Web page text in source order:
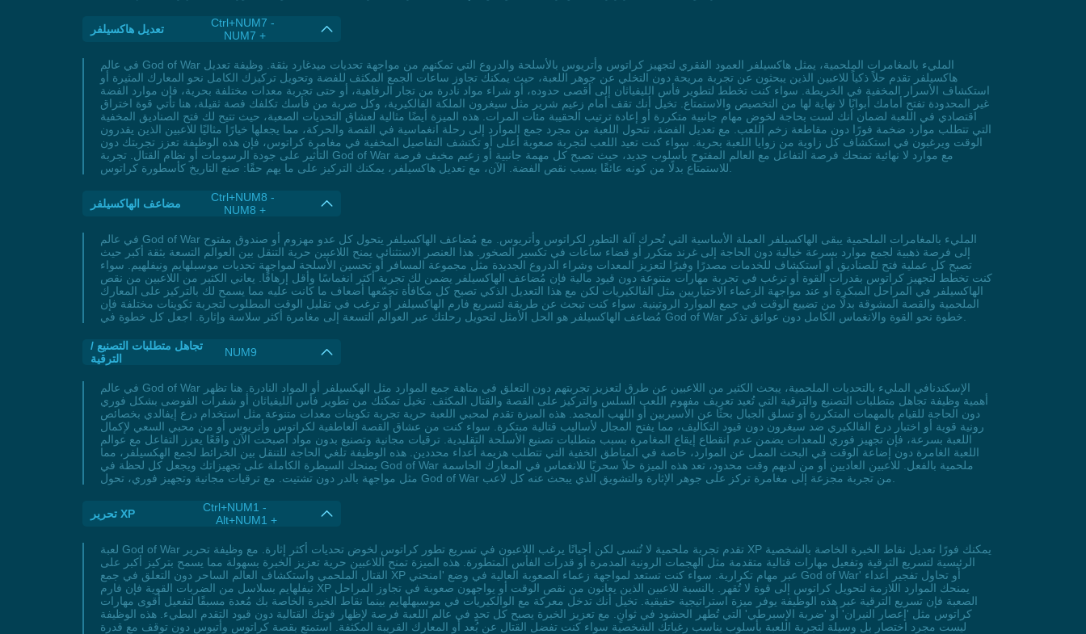
تعديل هاكسيلفر
Ctrl+NUM7 -
NUM7 +
في عالم God of War المليء بالمغامرات الملحمية، يمثل هاكسيلفر العمود الفقري لتجهيز كراتوس وأتريوس بالأسلحة والدروع التي تمكنهم من مواجهة تحديات ميدغارد بثقة. وظيفة تعديل
هاكسيلفر تقدم حلاً ذكياً للاعبين الذين يبحثون عن تجربة مريحة دون التخلي عن جوهر اللعبة، حيث يمكنك تجاوز ساعات الجمع المكثف للفضة وتحويل تركيزك الكامل نحو المعارك المثيرة أو
استكشاف الأسرار المخفية في الخريطة. سواء كنت تخطط لتطوير فأس الليفياثان إلى أقصى حدوده، أو شراء مواد نادرة من تجار الرفاهية، أو حتى تجربة معدات مختلفة بحرية، فإن موارد الفضة
غير المحدودة تفتح أمامك أبوابًا لا نهاية لها من التخصيص والاستمتاع. تخيل أنك تقف أمام زعيم شرير مثل سيغرون الملكة الفالكيرية، وكل ضربة من فأسك تكلفك فصة ثقيلة، هنا تأتي قوة اختراق
اقتصادي في اللعبة لضمان أنك لست بحاجة لخوض مهام جانبية متكررة أو إعادة ترتيب الحقيبة مئات المرات. هذه الميزة أيضًا مثالية لعشاق التحديات الصعبة، حيث تتيح لك فتح الصناديق المخفية
التي تتطلب موارد ضخمة فورًا دون مقاطعة زخم اللعب. مع تعديل الفضة، تتحول اللعبة من مجرد جمع الموارد إلى رحلة انغماسية في القصة والحركة، مما يجعلها خيارًا مثاليًا للاعبين الذين يقدرون
الوقت ويرغبون في استكشاف كل زاوية من زوايا اللعبة بحرية. سواء كنت تعيد اللعب لتجربة صعوبة أعلى أو تكتشف التفاصيل المخفية في مغامرة كراتوس، فإن هذه الوظيفة تعزز تجربتك دون
التأثير على جودة الرسومات أو نظام القتال. تجربة God of War مع موارد لا نهائية تمنحك فرصة التفاعل مع العالم المفتوح بأسلوب جديد، حيث تصبح كل مهمة جانبية أو زعيم مخيف فرصة
مضاعف الهاكسيلفر
Ctrl+NUM8 -
NUM8 +
في عالم God of War المليء بالمغامرات الملحمية يبقى الهاكسيلفر العملة الأساسية التي تُحرك آلة التطور لكراتوس وأتريوس. مع مُضاعف الهاكسيلفر يتحول كل عدو مهزوم أو صندوق مفتوح
إلى فرصة ذهبية لجمع موارد بسرعة خيالية دون الحاجة إلى غرند متكرر أو قضاء ساعات في تكسير الصخور. هذا العنصر الاستثنائي يمنح اللاعبين حرية التنقل بين العوالم التسعة بثقة أكبر حيث
تصبح كل عملية فتح للصناديق أو استكشاف للخدمات مصدرًا وفيرًا لتعزيز المعدات وشراء الدروع الجديدة مثل مجموعة المسافر أو تحسين الأسلحة لمواجهة تحديات موسبلهايم ونيفلهيم. سواء
كنت تخطط لتجهيز كراتوس بقدرات القوة أو ترغب في تجربة مهارات متنوعة دون قيود مالية فإن مُضاعف الهاكسيلفر يضمن لك تجربة أكثر انغماسًا وأقل إرهاقًا. يعاني الكثير من اللاعبين من نقص
الهاكسيلفر في المراحل المبكرة أو عند مواجهة الزعماء الاختياريين مثل الفالكيريات لكن مع هذا التعديل الذكي تصبح كل مكافأة تجمّعها أضعاف ما كانت عليه مما يسمح لك بالتركيز على المعارك
الملحمية والقصة المشوقة بدلًا من تضييع الوقت في جمع الموارد الروتينية. سواء كنت تبحث عن طريقة لتسريع فارم الهاكسيلفر أو ترغب في تقليل الوقت المطلوب لتجربة تكوينات مختلفة فإن
تجاهل متطلبات التصنيع /
الترقية
NUM9
في عالم God of War الإسكندنافي المليء بالتحديات الملحمية، يبحث الكثير من اللاعبين عن طرق لتعزيز تجربتهم دون التعلق في متاهة جمع الموارد مثل الهكسيلفر أو المواد النادرة. هنا تظهر
أهمية وظيفة تجاهل متطلبات التصنيع والترقية التي تُعيد تعريف مفهوم اللعب السلس والتركيز على القصة والقتال المكثف. تخيل تمكنك من تطوير فأس الليفياثان أو شفرات الفوضى بشكل فوري
دون الحاجة للقيام بالمهمات المتكررة أو تسلق الجبال بحثًا عن الأسيربين أو اللهب المجمد. هذه الميزة تقدم لمحبي اللعبة حرية تجربة تكوينات معدات متنوعة مثل استخدام درع إيفالدي بخصائص
رونية قوية أو اختبار درع الفالكيري ضد سيغرون دون قيود التكاليف، مما يفتح المجال لأساليب قتالية مبتكرة. سواء كنت من عشاق القصة العاطفية لكراتوس وأتريوس أو من محبي السعي لإكمال
اللعبة بسرعة، فإن تجهيز فوري للمعدات يضمن عدم انقطاع إيقاع المغامرة بسبب متطلبات تصنيع الأسلحة التقليدية. ترقيات مجانية وتصنيع بدون مواد أصبحت الآن واقعًا يعزز التفاعل مع عوالم
اللعبة الغامرة دون إضاعة الوقت في البحث الممل عن الموارد، خاصة في المناطق الخفية التي تتطلب هزيمة أعداء محددين. هذه الوظيفة تلغي الحاجة للتنقل بين الخرائط لجمع الهكسيلفر، مما
يمنحك السيطرة الكاملة على تجهيزاتك ويجعل كل لحظة في God of War ملحمية بالفعل. للاعبين العاديين أو من لديهم وقت محدود، تعد هذه الميزة حلاً سحريًا للانغماس في المعارك الحاسمة
تحرير XP
Ctrl+NUM1 -
Alt+NUM1 +
لعبة God of War تقدم تجربة ملحمية لا تُنسى لكن أحيانًا يرغب اللاعبون في تسريع تطور كراتوس لخوض تحديات أكثر إثارة. مع وظيفة تحرير XP يمكنك فورًا تعديل نقاط الخبرة الخاصة بالشخصية
الرئيسية لتسريع الترقية وتفعيل مهارات قتالية متقدمة مثل الهجمات الرونية المدمرة أو قدرات الفأس المتطورة. هذه الميزة تمنح اللاعبين حرية تعزيز الخبرة بسهولة مما يسمح بتركيز أكبر على
القتال الملحمي واستكشاف العالم الساحر دون التعلق في جمع XP عبر مهام تكرارية. سواء كنت تستعد لمواجهة زعماء الصعوبة العالية في وضع 'امنحني God of War' أو تحاول تفجير أعداء
نيفلهايم بسلاسل من الضربات القوية فإن فارم XP يمنحك الموارد اللازمة لتحويل كراتوس إلى قوة لا تُقهر. بالنسبة للاعبين الذين يعانون من نقص الوقت أو يواجهون صعوبة في تجاوز المراحل
الصعبة فإن تسريع الترقية عبر هذه الوظيفة يوفر ميزة استراتيجية حقيقية. تخيل أنك تدخل معركة مع الوالكيريات في موسبهلهايم بينما نقاط الخبرة الخاصة بك مُعدة مسبقًا لتفعيل أقوى مهارات
كراتوس مثل 'إعصار النيران' أو 'ضربة الإسبرطي' التي تُطهر الحشود في ثوانٍ. مع تعزيز الخبرة يصبح كل تحدٍ في عالم اللعبة فرصة لإظهار قوتك القتالية دون قيود التقدم البطيء. هذه الوظيفة
ليست مجرد اختصار بل وسيلة لتجربة اللعبة بأسلوب يناسب رغباتك الشخصية سواء كنت تفضل القتال عن بُعد أو المعارك القريبة المكثفة. استمتع بقصة كراتوس وأتيوس دون توقف مع قدرة